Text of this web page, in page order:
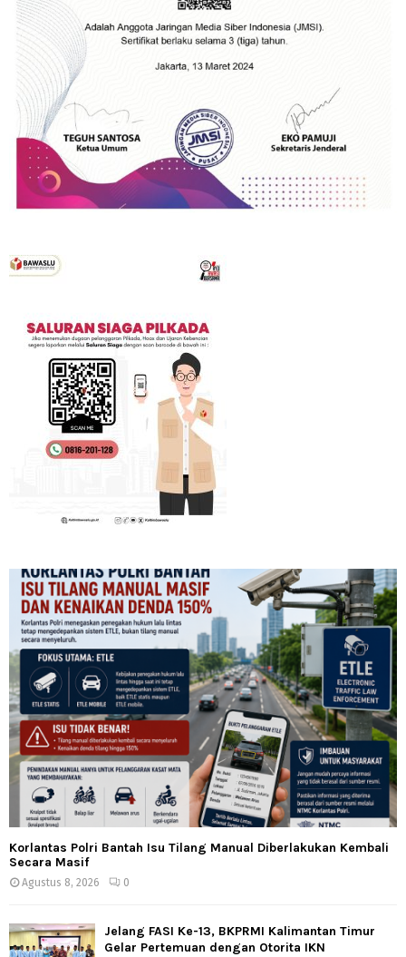
Korlantas Polri Bantah Isu Tilang Manual Diberlakukan Kembali
Secara Masif
Agustus 8, 2026 0
Jelang FASI Ke-13, BKPRMI Kalimantan Timur
Gelar Pertemuan dengan Otorita IKN